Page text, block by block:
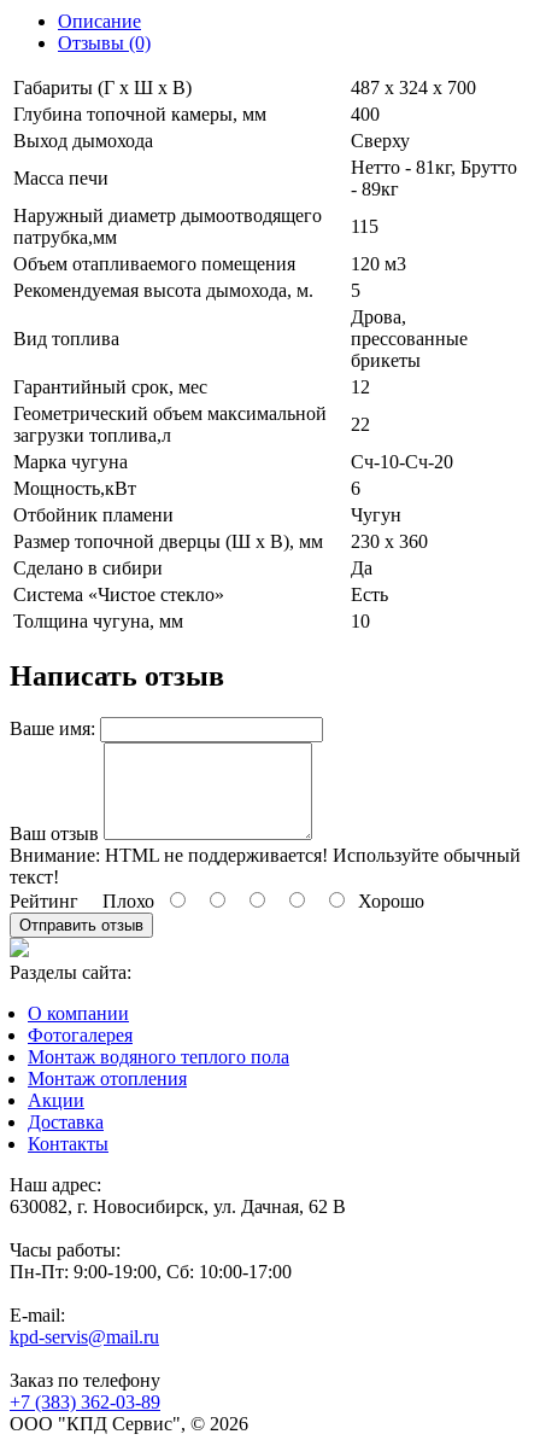
Описание
Отзывы (0)
Габариты (Г х Ш х В)
487 х 324 х 700
Глубина топочной камеры, мм
400
Выход дымохода
Сверху
Масса печи
Нетто - 81кг, Брутто
- 89кг
Наружный диаметр дымоотводящего
патрубка,мм
115
Объем отапливаемого помещения
120 м3
Рекомендуемая высота дымохода, м.
5
Вид топлива
Дрова,
прессованные
брикеты
Гарантийный срок, мес
12
Геометрический объем максимальной
загрузки топлива,л
22
Марка чугуна
Сч-10-Сч-20
Мощность,кВт
6
Отбойник пламени
Чугун
Размер топочной дверцы (Ш х В), мм
230 х 360
Сделано в сибири
Да
Система «Чистое стекло»
Есть
Толщина чугуна, мм
10
Написать отзыв
Ваше имя:
Ваш отзыв
Внимание: HTML не поддерживается! Используйте обычный
текст!
Рейтинг Плохо Хорошо
Отправить отзыв
Разделы сайта:
О компании
Фотогалерея
Монтаж водяного теплого пола
Монтаж отопления
Акции
Доставка
Контакты
Наш адрес:
630082, г. Новосибирск, ул. Дачная, 62 В
Часы работы:
Пн-Пт: 9:00-19:00, Сб: 10:00-17:00
E-mail:
kpd-servis@mail.ru
Заказ по телефону
+7 (383) 362-03-89
ООО "КПД Сервис", © 2026